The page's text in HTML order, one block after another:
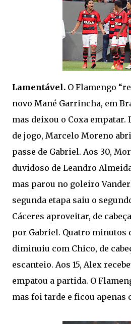
Lamentável. O Flamengo
novo Mané Garrincha, em
mas deixou o Coxa empatar.
de jogo, Marcelo Moreno
passe de Gabriel. Aos 30,
duvidoso de Leandro
mas parou no goleiro
segunda etapa saiu o
Cáceres aproveitar, de
por Gabriel. Quatro minutos
diminuiu com Chico, de
escanteio. Aos 15, Alex
empatou a partida. O
mas foi tarde e ficou apenas